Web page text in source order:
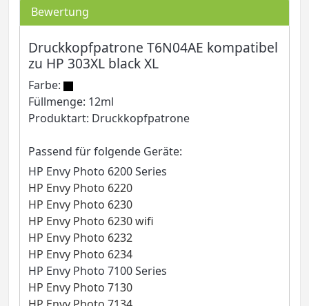
Bewertung
Druckkopfpatrone T6N04AE kompatibel
zu HP 303XL black XL
Farbe:
Füllmenge: 12ml
Produktart: Druckkopfpatrone
Passend für folgende Geräte:
HP Envy Photo 6200 Series
HP Envy Photo 6220
HP Envy Photo 6230
HP Envy Photo 6230 wifi
HP Envy Photo 6232
HP Envy Photo 6234
HP Envy Photo 7100 Series
HP Envy Photo 7130